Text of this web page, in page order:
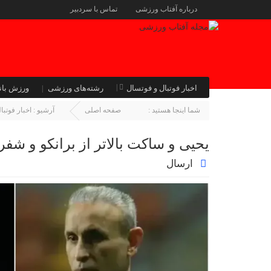
درباره آفتاب ورزشی تماس با سردبیر
اخبار فوتبال و فوتسال رشته‌های ورزشی ورزش
شما اینجا هستید : صفحه اصلی آرشیو : اخبار
یحیی و ساکت بالاتر از برانکو و
ارسال